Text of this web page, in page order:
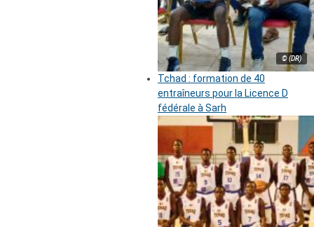
© (DR)
Tchad : formation de 40
entraîneurs pour la Licence D
fédérale à Sarh